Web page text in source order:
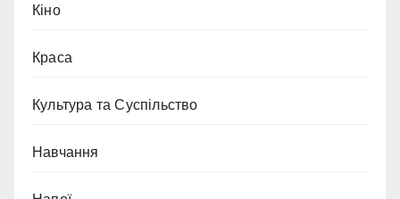
Кіно
Краса
Культура та Суспільство
Навчання